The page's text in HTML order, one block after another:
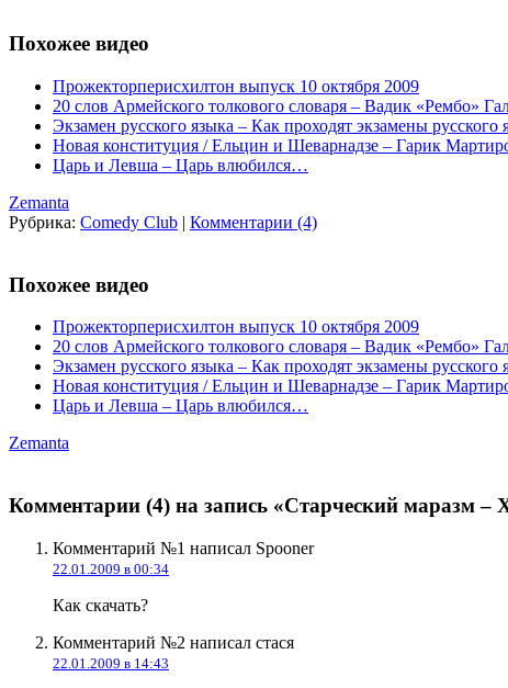
Похожее видео
Прожекторперисхилтон выпуск 10 октября 2009
20 слов Армейского толкового словаря – Вадик «Рембо»
Экзамен русского языка – Как проходят экзамены
Новая конституция / Ельцин и Шеварнадзе – Гарик
Царь и Левша – Царь влюбился…
Zemanta
Рубрика: Comedy Club | Комментарии (4)
Похожее видео
Прожекторперисхилтон выпуск 10 октября 2009
20 слов Армейского толкового словаря – Вадик «Рембо»
Экзамен русского языка – Как проходят экзамены
Новая конституция / Ельцин и Шеварнадзе – Гарик
Царь и Левша – Царь влюбился…
Zemanta
Комментарии (4) на запись «Старческий маразм –
Комментарий №1 написал Spooner
22.01.2009 в 00:34
Как скачать?
Комментарий №2 написал стася
22.01.2009 в 14:43